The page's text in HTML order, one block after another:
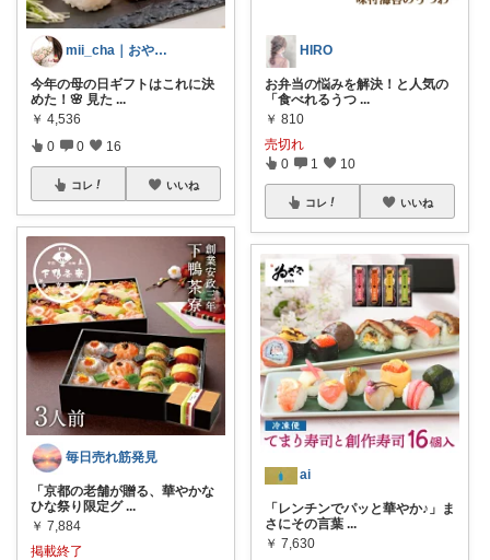
mii_cha｜おやつと暮らし🌷
今年の母の日ギフトはこれに決
めた！🌸 見た ...
￥ 4,536
0 0 16
コレ いいね
毎日売れ筋発見
「京都の老舗が贈る、華やかな
ひな祭り限定グ ...
￥ 7,884
掲載終了
HIRO
お弁当の悩みを解決！と人気の
「食べれるうつ ...
￥ 810
売切れ
0 1 10
コレ いいね
ai
「レンチンでパッと華やか♪」ま
さにその言葉 ...
￥ 7,630